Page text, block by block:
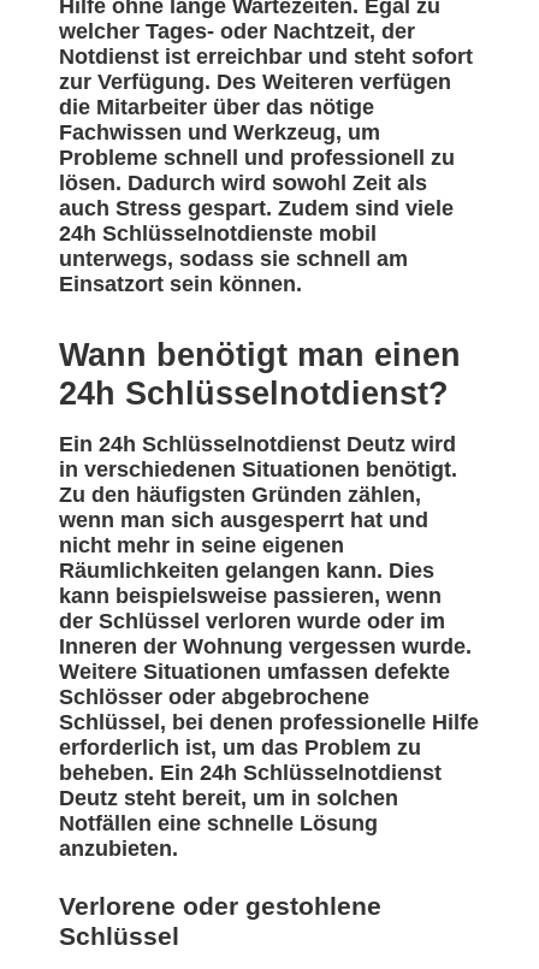
Hilfe ohne lange Wartezeiten. Egal zu
welcher Tages- oder Nachtzeit, der
Notdienst ist erreichbar und steht sofort
zur Verfügung. Des Weiteren verfügen
die Mitarbeiter über das nötige
Fachwissen und Werkzeug, um
Probleme schnell und professionell zu
lösen. Dadurch wird sowohl Zeit als
auch Stress gespart. Zudem sind viele
24h Schlüsselnotdienste mobil
unterwegs, sodass sie schnell am
Einsatzort sein können.
Wann benötigt man einen
24h Schlüsselnotdienst?
Ein 24h Schlüsselnotdienst Deutz wird
in verschiedenen Situationen benötigt.
Zu den häufigsten Gründen zählen,
wenn man sich ausgesperrt hat und
nicht mehr in seine eigenen
Räumlichkeiten gelangen kann. Dies
kann beispielsweise passieren, wenn
der Schlüssel verloren wurde oder im
Inneren der Wohnung vergessen wurde.
Weitere Situationen umfassen defekte
Schlösser oder abgebrochene
Schlüssel, bei denen professionelle Hilfe
erforderlich ist, um das Problem zu
beheben. Ein 24h Schlüsselnotdienst
Deutz steht bereit, um in solchen
Notfällen eine schnelle Lösung
anzubieten.
Verlorene oder gestohlene
Schlüssel